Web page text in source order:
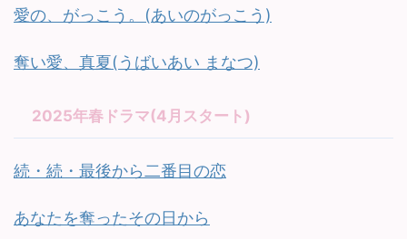
愛の、がっこう。(あいのがっこう)
奪い愛、真夏(うばいあい まなつ)
2025年春ドラマ(4月スタート)
続・続・最後から二番目の恋
あなたを奪ったその日から